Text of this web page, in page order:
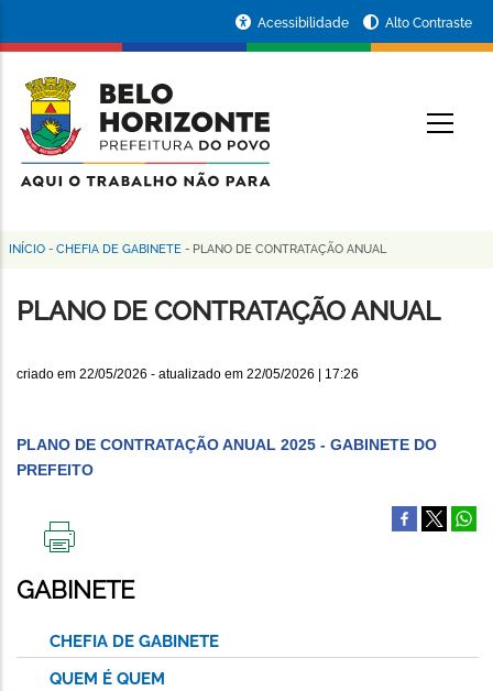
conteúdo
principal
da
Prefeitura
de
Horizonte
Acessibilidade Alto Contraste
Trilha
de
INÍCIO - CHEFIA DE GABINETE - PLANO DE CONTRATAÇÃO ANUAL
PLANO DE CONTRATAÇÃO ANUAL
criado em 22/05/2026 - atualizado em 22/05/2026 | 17:26
PLANO DE CONTRATAÇÃO ANUAL 2025 - GABINETE DO
PREFEITO
ESTA
PÁGINA
GABINETE
CHEFIA DE GABINETE
QUEM É QUEM